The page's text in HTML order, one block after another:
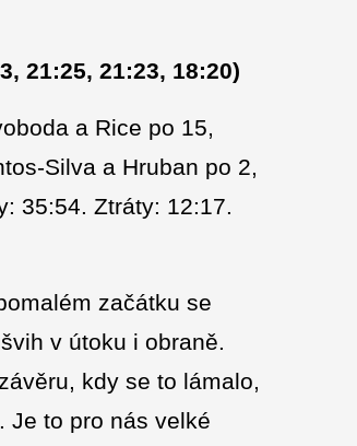
21:25, 21:23, 18:20)
a Rice po 15,
Silva a Hruban po 2,
35:54. Ztráty: 12:17.
začátku se
v útoku i obraně.
kdy se to lámalo,
Je to pro nás velké